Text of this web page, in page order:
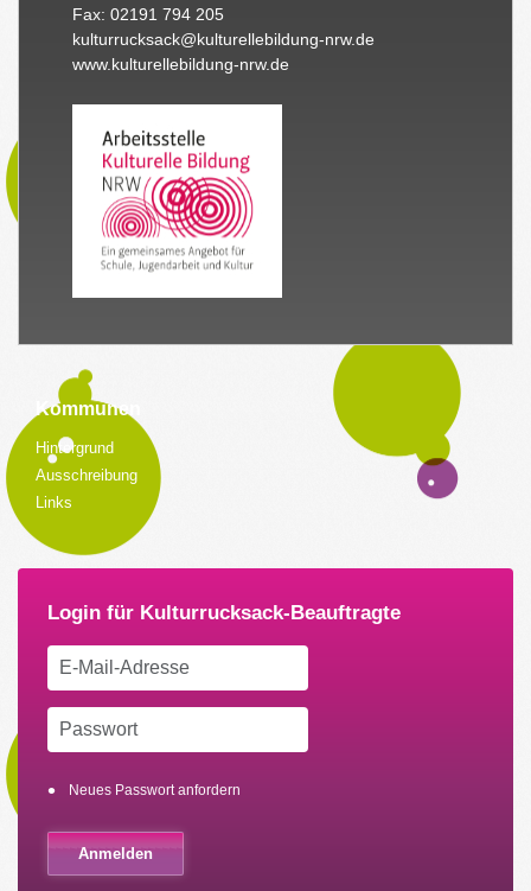
Fax: 02191 794 205
kulturrucksack@kulturellebildung-nrw.de
www.kulturellebildung-nrw.de
Kommunen
Hintergrund
Ausschreibung
Links
Neues Passwort anfordern